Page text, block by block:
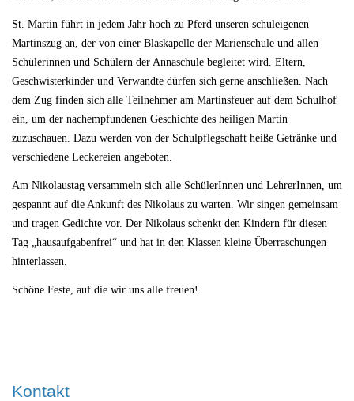
St. Martin führt in jedem Jahr hoch zu Pferd unseren schuleigenen
Martinszug an, der von einer Blaskapelle der Marienschule und allen
Schülerinnen und Schülern der Annaschule begleitet wird. Eltern,
Geschwisterkinder und Verwandte dürfen sich gerne anschließen. Nach
dem Zug finden sich alle Teilnehmer am Martinsfeuer auf dem Schulhof
ein, um der nachempfundenen Geschichte des heiligen Martin
zuzuschauen. Dazu werden von der Schulpflegschaft heiße Getränke und
verschiedene Leckereien angeboten.
Am Nikolaustag versammeln sich alle SchülerInnen und LehrerInnen, um
gespannt auf die Ankunft des Nikolaus zu warten. Wir singen gemeinsam
und tragen Gedichte vor. Der Nikolaus schenkt den Kindern für diesen
Tag „hausaufgabenfrei“ und hat in den Klassen kleine Überraschungen
hinterlassen.
Schöne Feste, auf die wir uns alle freuen!
Kontakt